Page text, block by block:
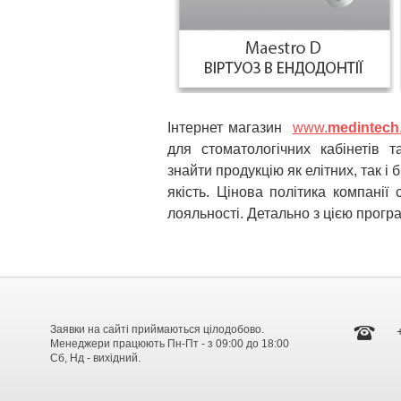
Інтернет магазин www.medintech
для стоматологічних
знайти продукцію як елітних, так
якість. Цінова політика
лояльності. Детально з цією
Заявки на сайті приймаються цілодобово.
Менеджери працюють Пн-Пт - з 09:00 до 18:00
Сб, Нд - вихідний.